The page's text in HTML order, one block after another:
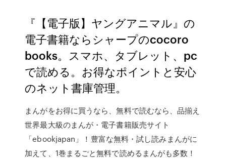
『【電子版】ヤングアニマル』の
電子書籍ならシャープのcocoro
books。スマホ、タブレット、pc
で読める。お得なポイントと安心
のネット書庫管理。
まんがをお得に買うなら、無料で読むなら、品揃え
世界最大級のまんが・電子書籍販売サイト
「ebookjapan」！豊富な無料・試し読みまんがに
加えて、1巻まるごと無料で読めるまんがも多数！